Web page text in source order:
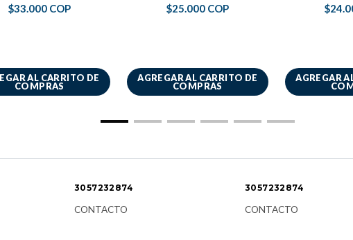
$33.000 COP
AL CARRITO DE
COMPRAS
$25.000 COP
AGREGAR AL CARRITO DE
COMPRAS
AGREGAR
3057232874
CONTACTO
3057232874
CONTACTO